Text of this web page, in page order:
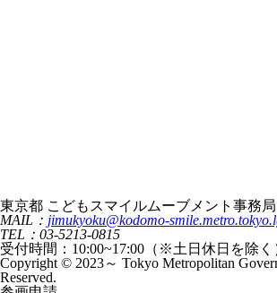
東京都 こどもスマイルムーブメント事務局
MAIL： jimukyoku@kodomo-
TEL：03-5213-0815
受付時間：10:00~17:00（※土日休日を除く
Copyright © 2023～ Tokyo Metropolitan
Reserved.